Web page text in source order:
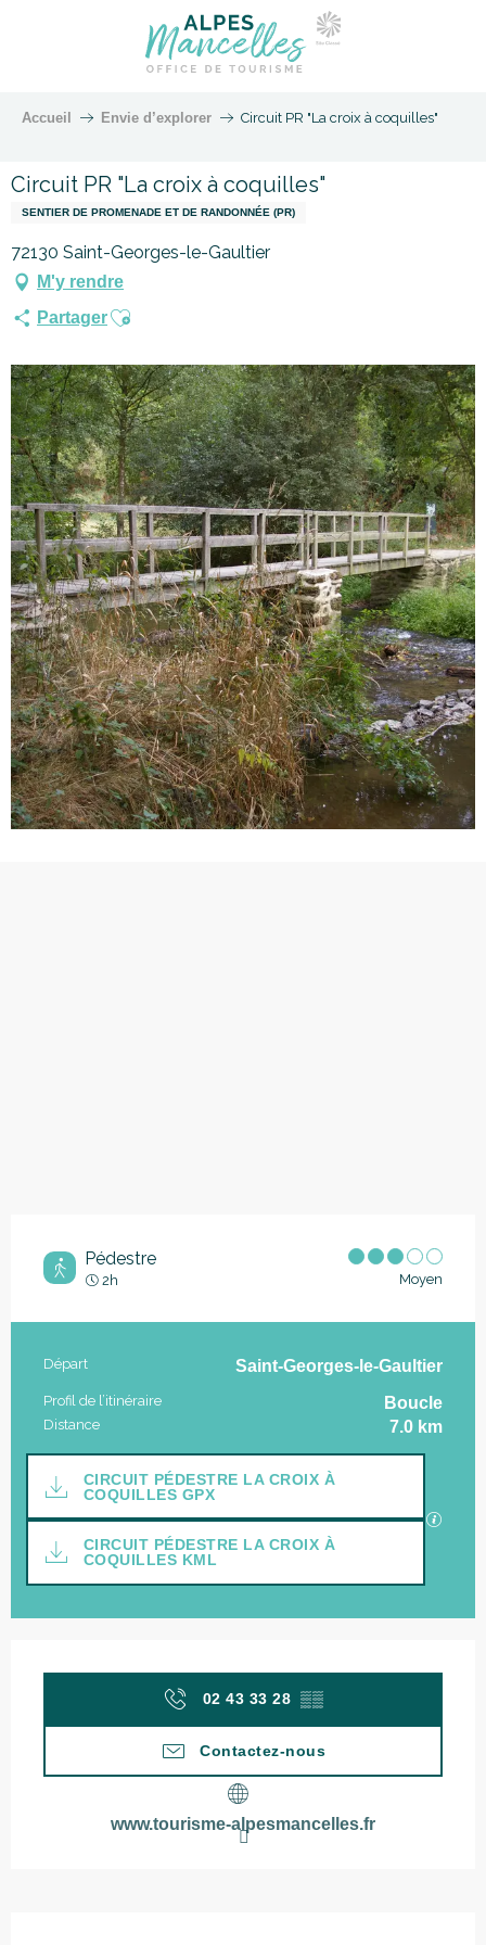
Accueil Envie d’explorer Circuit PR "La croix à coquilles"
Circuit PR "La croix à coquilles"
SENTIER DE PROMENADE ET DE RANDONNÉE (PR)
72130 Saint-Georges-le-Gaultier
M'y rendre
PartagerAjouter aux favoris
Pédestre
2h Moyen
Informations pratiques
Départ Saint-Georges-le-Gaultier
Profil de l’itinéraire Boucle
Distance 7.0 km
Documentation
CIRCUIT PÉDESTRE LA CROIX À
COQUILLES GPX
CIRCUIT PÉDESTRE LA CROIX À
COQUILLES KML
02 43 33 28 ▒▒
Contactez-nous
www.tourisme-alpesmancelles.fr